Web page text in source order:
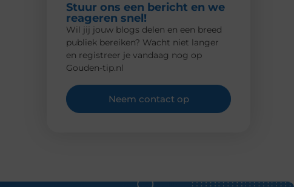
Stuur ons een bericht en we
reageren snel!
Wil jij jouw blogs delen en een breed
publiek bereiken? Wacht niet langer
en registreer je vandaag nog op
Gouden-tip.nl
Neem contact op